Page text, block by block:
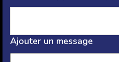
Ajouter un message